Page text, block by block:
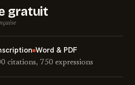
gratuit
Word & PDF
citations, 750 expressions